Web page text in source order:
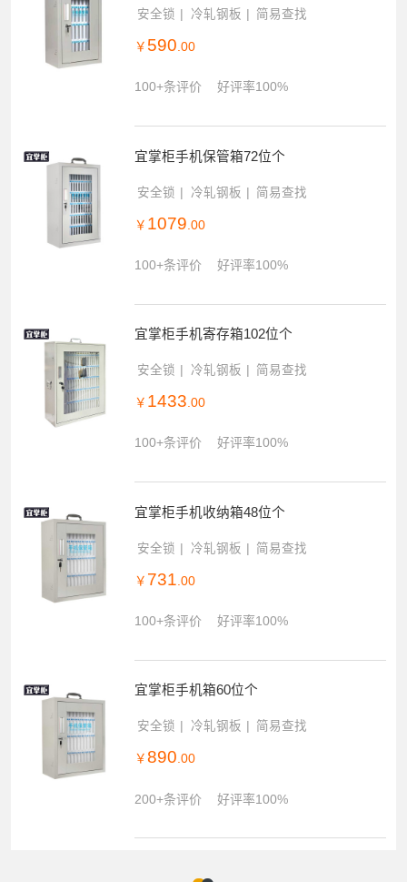
安全锁 冷轧钢板 简易查找
￥ 590.00
100+条评价 好评率100%
宜掌柜手机保管箱72位个
安全锁 冷轧钢板 简易查找
￥ 1079 .00
100+条评价 好评率100%
宜掌柜手机寄存箱102位个
安全锁 冷轧钢板 简易查找
￥ 1433.00
100+条评价 好评率100%
宜掌柜手机收纳箱48位个
安全锁 冷轧钢板 简易查找
￥ 731 .00
100+条评价 好评率100%
宜掌柜手机箱60位个
安全锁 冷轧钢板 简易查找
￥ 890.00
200+条评价 好评率100%